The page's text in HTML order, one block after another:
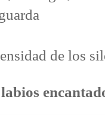
de los